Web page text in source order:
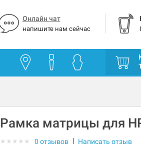
Онлайн чат
напишите нам сейчас
Рамка матрицы для
★ ★ ★ ★ ★ 0 отзывов | Написать отзыв